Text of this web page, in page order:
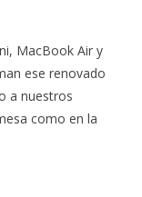
MacBook Air y
ese renovado
a nuestros
como en la